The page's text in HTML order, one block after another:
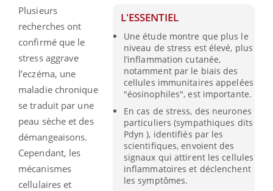
L'ESSENTIEL
Une étude montre que plus le
niveau de stress est élevé, plus
l’inflammation cutanée,
notamment par le biais des
cellules immunitaires appelées
"éosinophiles", est importante.
En cas de stress, des neurones
particuliers (sympathiques dits
Pdyn ), identifiés par les
scientifiques, envoient des
signaux qui attirent les cellules
inflammatoires et déclenchent
les symptômes.
Plusieurs
recherches ont
confirmé que le
stress aggrave
l’eczéma, une
maladie chronique
se traduit par une
peau sèche et des
démangeaisons.
Cependant, les
mécanismes
cellulaires et